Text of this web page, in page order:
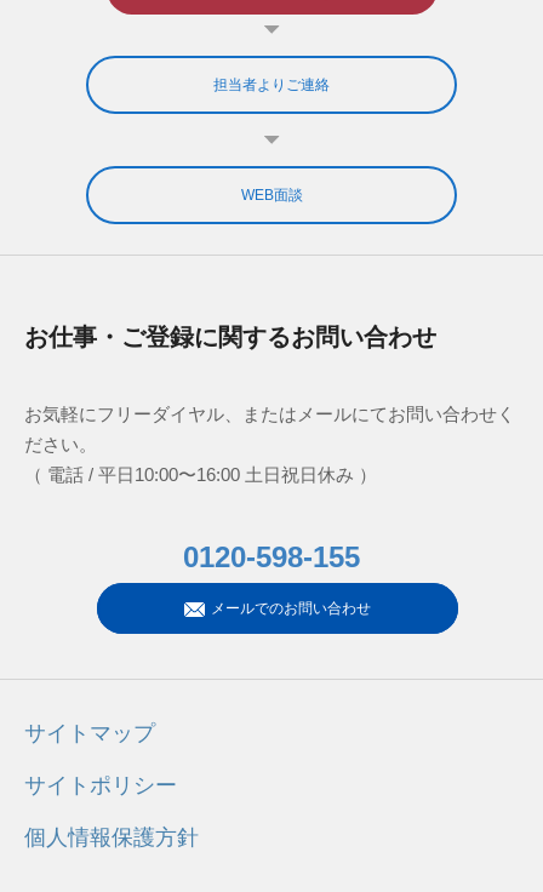
担当者よりご連絡
WEB面談
お仕事・ご登録に関するお問い合わせ
お気軽にフリーダイヤル、またはメールにてお問い合わせく
ださい。
（ 電話 / 平日10:00〜16:00 土日祝日休み ）
0120-598-155
メールでのお問い合わせ
サイトマップ
サイトポリシー
個人情報保護方針